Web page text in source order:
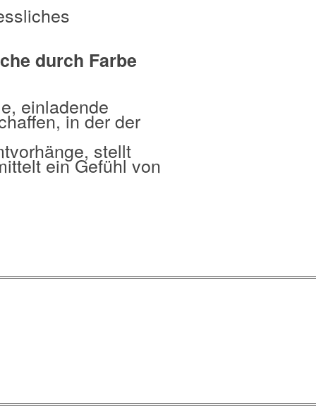
durch Farbe
einladende
in der der
stellt
ein Gefühl von